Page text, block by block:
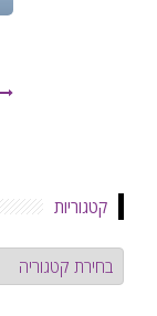
קטגוריות
קטגוריות